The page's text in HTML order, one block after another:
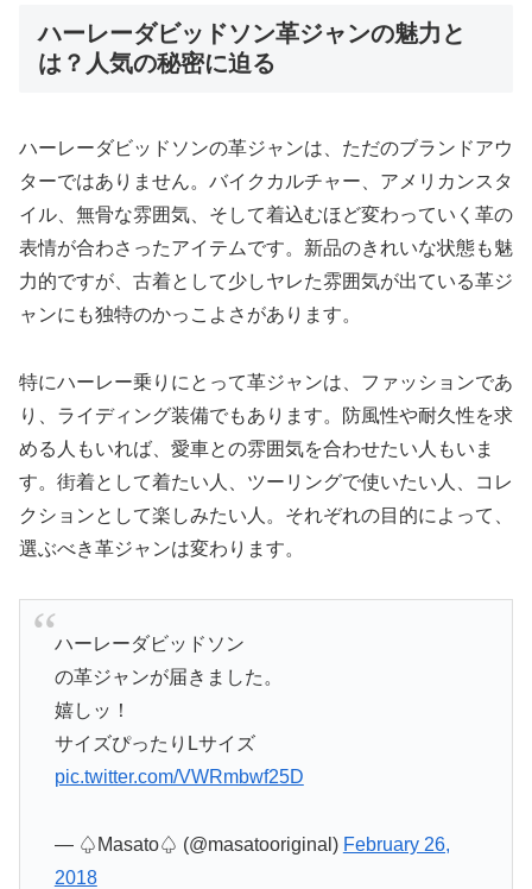
ハーレーダビッドソン革ジャンの魅力と
は？人気の秘密に迫る
ハーレーダビッドソンの革ジャンは、ただのブランドアウ
ターではありません。バイクカルチャー、アメリカンスタ
イル、無骨な雰囲気、そして着込むほど変わっていく革の
表情が合わさったアイテムです。新品のきれいな状態も魅
力的ですが、古着として少しヤレた雰囲気が出ている革ジ
ャンにも独特のかっこよさがあります。
特にハーレー乗りにとって革ジャンは、ファッションであ
り、ライディング装備でもあります。防風性や耐久性を求
める人もいれば、愛車との雰囲気を合わせたい人もいま
す。街着として着たい人、ツーリングで使いたい人、コレ
クションとして楽しみたい人。それぞれの目的によって、
選ぶべき革ジャンは変わります。
ハーレーダビッドソン
の革ジャンが届きました。
嬉しッ！
サイズぴったりLサイズ
pic.twitter.com/VWRmbwf25D
— ♤Masato♤ (@masatooriginal) February 26,
2018